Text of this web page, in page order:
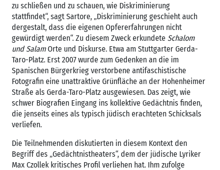
zu schließen und zu schauen, wie Diskriminierung
stattfindet“, sagt Sartore, „Diskriminierung geschieht auch
dergestalt, dass die eigenen Opfererfahrungen nicht
gewürdigt werden“. Zu diesem Zweck erkundete Schalom
und SalamOrte und Diskurse. Etwa am Stuttgarter Gerda-
Taro-Platz. Erst 2007 wurde zum Gedenken an die im
Spanischen Bürgerkrieg verstorbene antifaschistische
Fotografin eine unattraktive Grünfläche an der Hohenheimer
Straße als Gerda-Taro-Platz ausgewiesen. Das zeigt, wie
schwer Biografien Eingang ins kollektive Gedächtnis finden,
die jenseits eines als typisch jüdisch erachteten Schicksals
verliefen.
Die Teilnehmenden diskutierten in diesem Kontext den
Begriff des „Gedächtnistheaters“, dem der jüdische Lyriker
Max Czollek kritisches Profil verliehen hat. Ihm zufolge